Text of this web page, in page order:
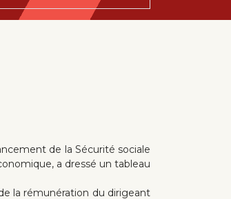
de la Sécurité sociale
a dressé un tableau
la rémunération du dirigeant